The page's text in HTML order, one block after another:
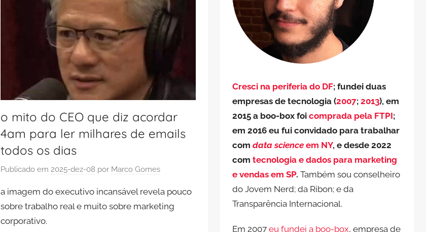
o mito do CEO que diz acordar
4am para ler milhares de emails
todos os dias
Publicado em2025-dez-08 por Marco Gomes
a imagem do executivo incansável revela pouco
sobre trabalho real e muito sobre marketing
corporativo.
Cresci na periferia do DF; fundei duas
empresas de tecnologia (2007;2013), em
2015 a boo-box foicomprada pela FTPI;
em 2016 eu fui convidado para trabalhar
comdata science em NY, e desde 2022
comtecnologia e dados para marketing
e vendas em SP. Também sou conselheiro
do Jovem Nerd; da Ribon; e da
Transparência Internacional.
Em 2007eu fundei a boo-box, empresa de